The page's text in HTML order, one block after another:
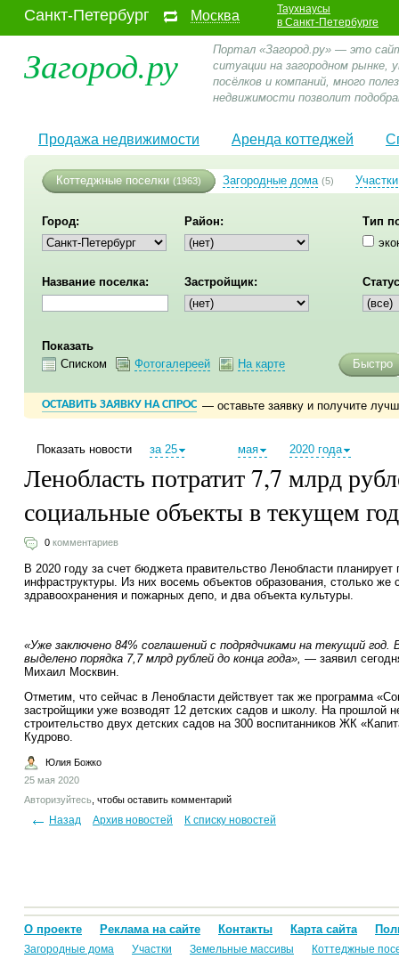
Санкт-Петербург Москва
Таухнаусы
в Санкт-Петербурге
Загород.ру
Портал «Загород.ру» — это
ситуации на загородном
посёлков и компаний, много
недвижимости позволит
Продажа недвижимости Аренда коттеджей
Коттеджные поселки (1963) Загородные дома (5) Участки
Город: Район:
Тип
Название поселка: Застройщик:
Показать
Списком
Фотогалереей На карте Быстро
ОСТАВИТЬ ЗАЯВКУ НА СПРОС — оставьте заявку и получите
Показать новости за 25 мая 2020 года
Ленобласть потратит 7,7 млрд
социальные объекты в текущем
0 комментариев
В 2020 году за счет бюджета правительство Ленобласти планирует
инфраструктуры. Из них восемь объектов образования, столько же
здравоохранения и пожарных депо, и два объекта культуры.
«Уже заключено 84% соглашений с подрядчиками на текущий
выделено порядка 7,7 млрд рублей до конца года», — заявил
Михаил Москвин.
Отметим, что сейчас в Ленобласти действует так же программа
застройщики уже возводят 12 детских садов и школу. На прошлой
строительство двух детских садов на 300 воспитанников ЖК
Кудрово.
Юлия Божко
25 мая 2020
Авторизуйтесь , чтобы оставить комментарий
Назад Архив новостей К списку новостей
О проекте Реклама на сайте Контакты Карта сайта
Загородные дома Участки Земельные массивы Коттеджные